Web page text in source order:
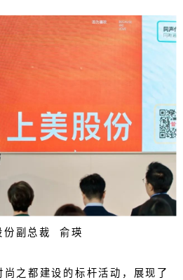
份副总裁 俞瑛
尚之都建设的标杆活动，展现了